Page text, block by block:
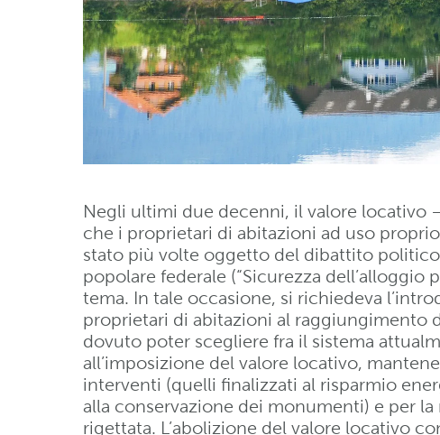
Negli ultimi due decenni, il valore locativo
che i proprietari di abitazioni ad uso
stato più volte oggetto del dibattito
popolare federale (“Sicurezza dell’alloggio
tema. In tale occasione, si richiedeva
proprietari di abitazioni al raggiungimento
dovuto poter scegliere fra il sistema
all’imposizione del valore locativo,
interventi (quelli finalizzati al risparmio
alla conservazione dei monumenti) e per
rigettata. L’abolizione del valore locativo